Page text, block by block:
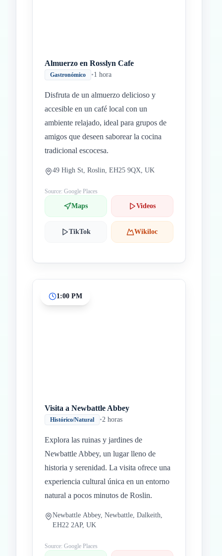
Almuerzo en Rosslyn Cafe
Gastronómico •1 hora
Disfruta de un almuerzo delicioso y
accesible en un café local con un
ambiente relajado, ideal para grupos de
amigos que deseen saborear la cocina
tradicional escocesa.
49 High St, Roslin, EH25 9QX, UK
Source: Google Places
Maps Videos
TikTok Wikiloc
1:00 PM
Visita a Newbattle Abbey
Histórico/Natural •2 horas
Explora las ruinas y jardines de
Newbattle Abbey, un lugar lleno de
historia y serenidad. La visita ofrece una
experiencia cultural única en un entorno
natural a pocos minutos de Roslin.
Newbattle Abbey, Newbattle, Dalkeith,
EH22 2AP, UK
Source: Google Places